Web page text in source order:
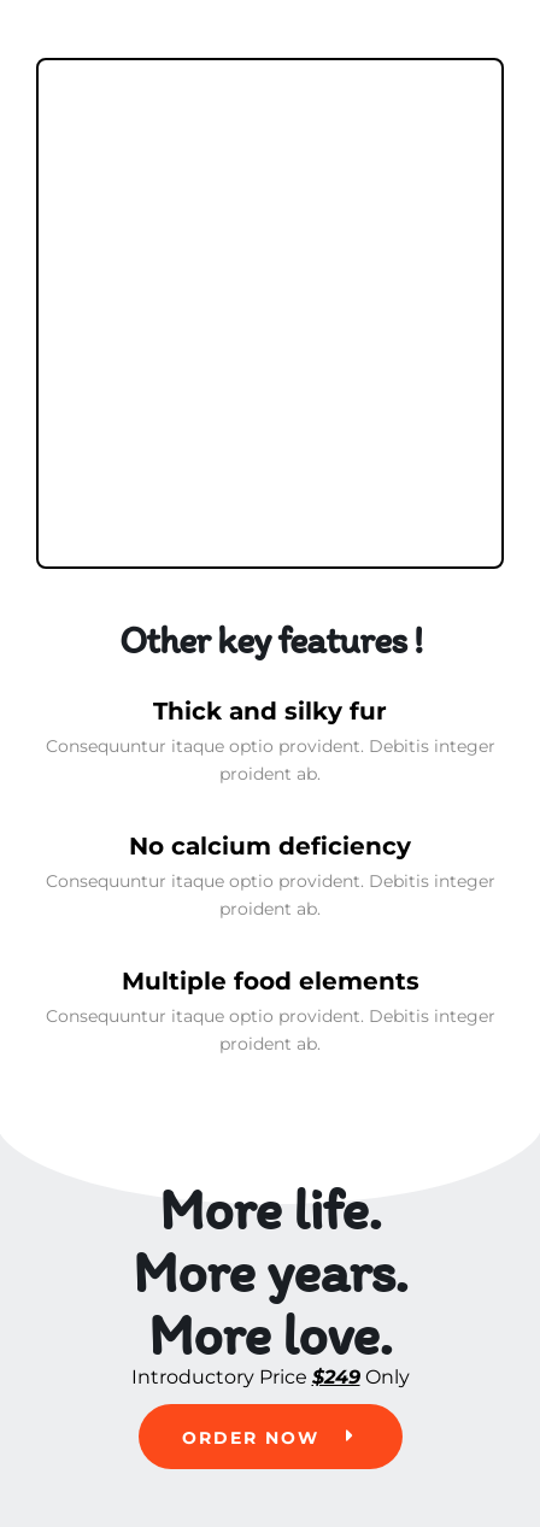
Other key features !
Thick and silky fur
Consequuntur itaque optio provident. Debitis integer
proident ab.
No calcium deficiency
Consequuntur itaque optio provident. Debitis integer
proident ab.
Multiple food elements
Consequuntur itaque optio provident. Debitis integer
proident ab.
More life.
More years.
More love.
Introductory Price $249Only
ORDER NOW